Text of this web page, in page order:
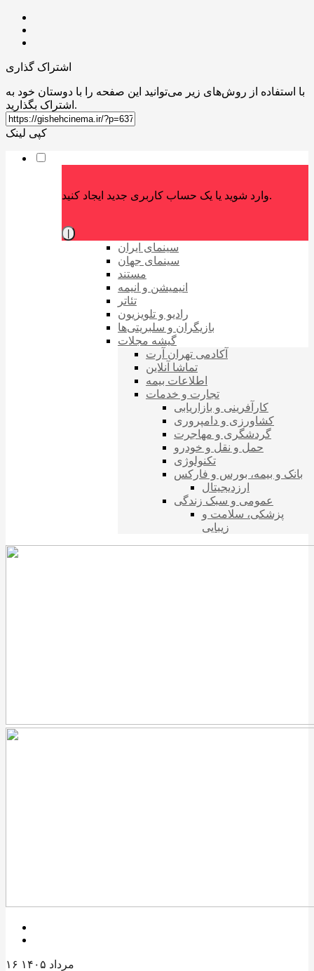
اشتراک گذاری
با استفاده از روش‌های زیر می‌توانید این صفحه را با دوستان خود به
اشتراک بگذارید.
کپی لینک
وارد شوید یا یک حساب کاربری جدید ایجاد کنید.
سینمای ایران
سینمای جهان
مستند
انیمیشن و انیمه
تئاتر
رادیو و تلویزیون
بازیگران و سلبریتی‌ها
گیشه مجلات
آکادمی تهران آرت
تماشا آنلاین
اطلاعات بیمه
تجارت و خدمات
کارآفرینی و بازاریابی
کشاورزی و دامپروری
گردشگری و مهاجرت
حمل و نقل و خودرو
تکنولوژی
بانک و بیمه، بورس و فارکس
ارزدیجیتال
عمومی و سبک زندگی
پزشکی، سلامت و
زیبایی
۱۶ مرداد ۱۴۰۵